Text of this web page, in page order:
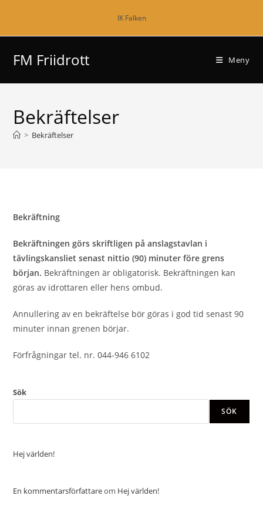
innehållet
IK Falken
FM Friidrott Meny
Bekräftelser
> Bekräftelser
Bekräftning
Bekräftningen görs skriftligen på anslagstavlan i
tävlingskansliet senast nittio (90) minuter före grens
början. Bekräftningen är obligatorisk. Bekräftningen kan
göras av idrottaren eller hens ombud.
Annullering av en bekräftelse bör göras i god tid senast 90
minuter innan grenen börjar.
Förfrågningar tel. nr. 044-946 6102
Sök
SÖK
Hej världen!
En kommentarsförfattareom Hej världen!